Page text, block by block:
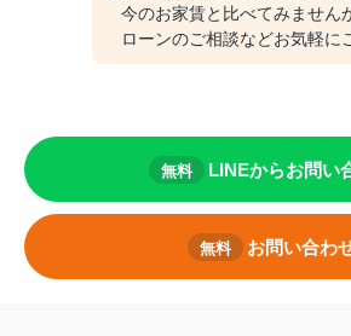
今のお家賃と比べてみません
ローンのご相談などお気軽に
無料 LINEからお問い
無料 お問い合わ